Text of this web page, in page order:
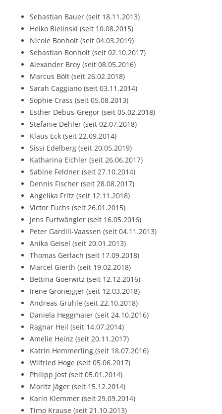
Sebastian Bauer (seit 18.11.2013)
Heiko Bielinski (seit 10.08.2015)
Nicole Bonholt (seit 04.03.2019)
Sebastian Bonholt (seit 02.10.2017)
Alexander Broy (seit 08.05.2016)
Marcus Bölt (seit 26.02.2018)
Sarah Caggiano (seit 03.11.2014)
Sophie Crass (seit 05.08.2013)
Esther Debus-Gregor (seit 05.02.2018)
Stefanie Dehler (seit 02.07.2018)
Klaus Eck (seit 22.09.2014)
Sissi Edelberg (seit 20.05.2019)
Katharina Eichler (seit 26.06.2017)
Sabine Feldner (seit 27.10.2014)
Dennis Fischer (seit 28.08.2017)
Angelika Fritz (seit 12.11.2018)
Victor Fuchs (seit 26.01.2015)
Jens Furtwängler (seit 16.05.2016)
Peter Gardill-Vaassen (seit 04.11.2013)
Anika Geisel (seit 20.01.2013)
Thomas Gerlach (seit 17.09.2018)
Marcel Gierth (seit 19.02.2018)
Bettina Goerwitz (seit 12.12.2016)
Irene Gronegger (seit 12.03.2018)
Andreas Gruhle (seit 22.10.2018)
Daniela Heggmaier (seit 24.10.2016)
Ragnar Heil (seit 14.07.2014)
Amelie Heinz (seit 20.11.2017)
Katrin Hemmerling (seit 18.07.2016)
Wilfried Hoge (seit 05.06.2017)
Philipp Jost (seit 05.01.2014)
Moritz Jäger (seit 15.12.2014)
Karin Klemmer (seit 29.09.2014)
Timo Krause (seit 21.10.2013)